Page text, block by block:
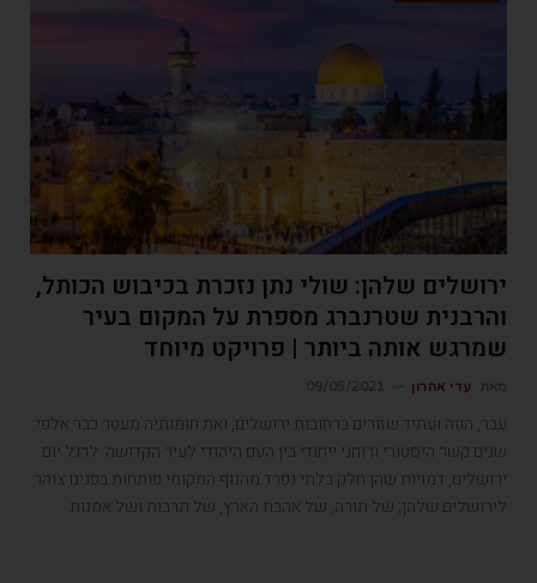
ירושלים שלהן: שולי נתן נזכרת בכיבוש הכותל,
והרבנית שטרנברג מספרת על המקום בעיר
שמרגש אותה ביותר | פרויקט מיוחד
עדי אהרון
עבר, הווה ועתיד שזורים ברחובות ירושלים, ואת חומותיה מעטר כבר אלפי
שנים קשר היסטורי ורוחני ייחודי בין העם היהודי לעיר הקדושה. לרגל יום
ירושלים, דמויות שהן חלק בלתי נפרד מהנוף המקומי פותחות בפנינו צוהר
לירושלים שלהן; של תורה, של אהבת הארץ, של תרבות ושל אמנות